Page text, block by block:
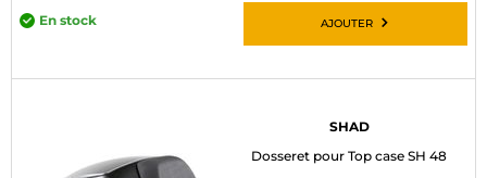
En stock AJOUTER
SHAD
Dosseret pour Top case SH 48